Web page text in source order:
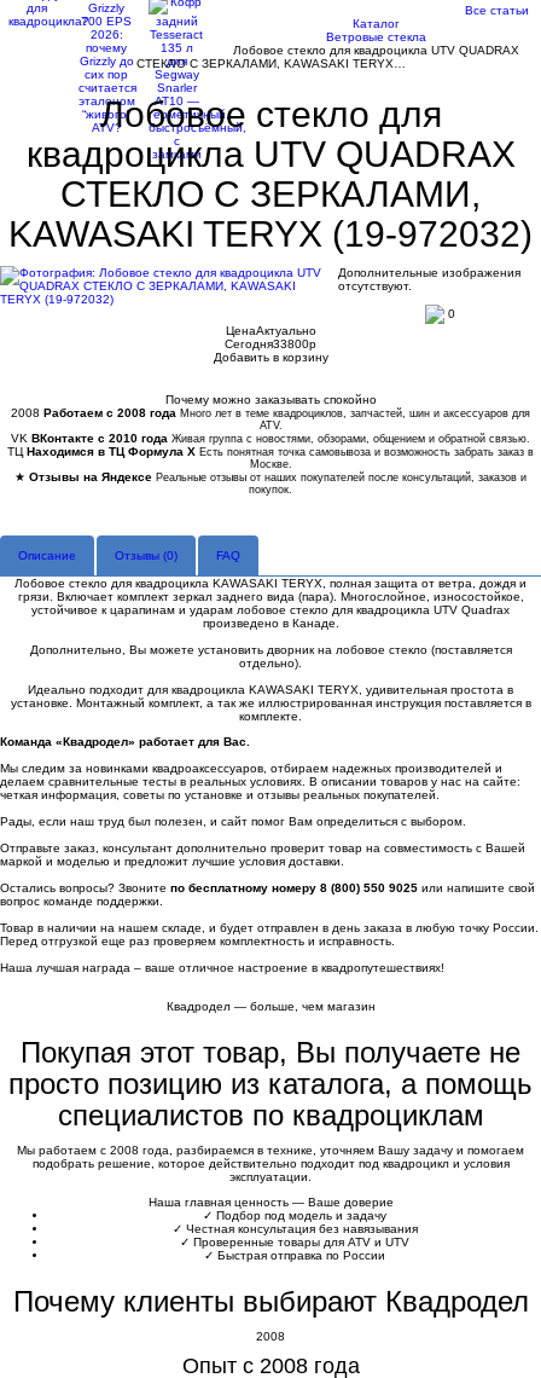
Все статьи
Каталог
Ветровые стекла
Лобовое стекло для квадроцикла UTV QUADRAX
СТЕКЛО C ЗЕРКАЛАМИ, KAWASAKI TERYX…
Лобовое стекло для
квадроцикла UTV QUADRAX
СТЕКЛО C ЗЕРКАЛАМИ,
KAWASAKI TERYX (19-972032)
Дополнительные изображения
отсутствуют.
0
ЦенаАктуально
Сегодня33800p
Добавить в корзину
Почему можно заказывать спокойно
2008 Работаем с 2008 года Много лет в теме квадроциклов, запчастей, шин и аксессуаров для
ATV.
VK ВКонтакте с 2010 года Живая группа с новостями, обзорами, общением и обратной связью.
ТЦ Находимся в ТЦ Формула Х Есть понятная точка самовывоза и возможность забрать заказ в
Москве.
★ Отзывы на Яндексе Реальные отзывы от наших покупателей после консультаций, заказов и
покупок.
Описание Отзывы (0) FAQ
Лобовое стекло для квадроцикла KAWASAKI TERYX, полная защита от ветра, дождя и
грязи. Включает комплект зеркал заднего вида (пара). Многослойное, износостойкое,
устойчивое к царапинам и ударам лобовое стекло для квадроцикла UTV Quadrax
произведено в Канаде.
Дополнительно, Вы можете установить дворник на лобовое стекло (поставляется
отдельно).
Идеально подходит для квадроцикла KAWASAKI TERYX, удивительная простота в
установке. Монтажный комплект, а так же иллюстрированная инструкция поставляется в
комплекте.
Команда «Квадродел» работает для Вас.
Мы следим за новинками квадроаксессуаров, отбираем надежных производителей и
делаем сравнительные тесты в реальных условиях. В описании товаров у нас на сайте:
четкая информация, советы по установке и отзывы реальных покупателей.
Рады, если наш труд был полезен, и сайт помог Вам определиться с выбором.
Отправьте заказ, консультант дополнительно проверит товар на совместимость с Вашей
маркой и моделью и предложит лучшие условия доставки.
Остались вопросы? Звоните по бесплатному номеру 8 (800) 550 9025 или напишите свой
вопрос команде поддержки.
Товар в наличии на нашем складе, и будет отправлен в день заказа в любую точку России.
Перед отгрузкой еще раз проверяем комплектность и исправность.
Наша лучшая награда – ваше отличное настроение в квадропутешествиях!
Квадродел — больше, чем магазин
Покупая этот товар, Вы получаете не
просто позицию из каталога, а помощь
специалистов по квадроциклам
Мы работаем с 2008 года, разбираемся в технике, уточняем Вашу задачу и помогаем
подобрать решение, которое действительно подходит под квадроцикл и условия
эксплуатации.
Наша главная ценность — Ваше доверие
✓ Подбор под модель и задачу
✓ Честная консультация без навязывания
✓ Проверенные товары для ATV и UTV
✓ Быстрая отправка по России
Почему клиенты выбирают Квадродел
2008
Опыт с 2008 года